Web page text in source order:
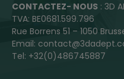
CONTACTEZ- NOUS : 3D
TVA: BE0681.599.796
Rue Borrens 51 – 1050
Email:
Tel: +32(0)486745887